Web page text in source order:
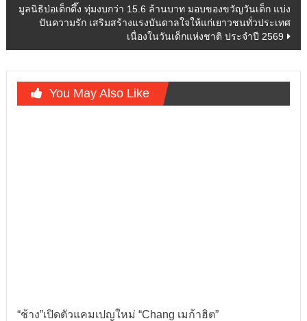
มูลนิธิป่อเต็กตึ๊ง ทุ่มงบกว่า 15.6 ล้านบาท มอบของขวัญวันเด็ก แบ่ง
ปันความรัก เสริมสร้างแรงบันดาลใจให้แก่เยาวชนทั่วประเทศ
เนื่องในวันเด็กแห่งชาติ ประจำปี 2569
You May Also Like
“ช้าง”เปิดตัวแคมเปญใหม่ “Chang เมก้าฮิต”